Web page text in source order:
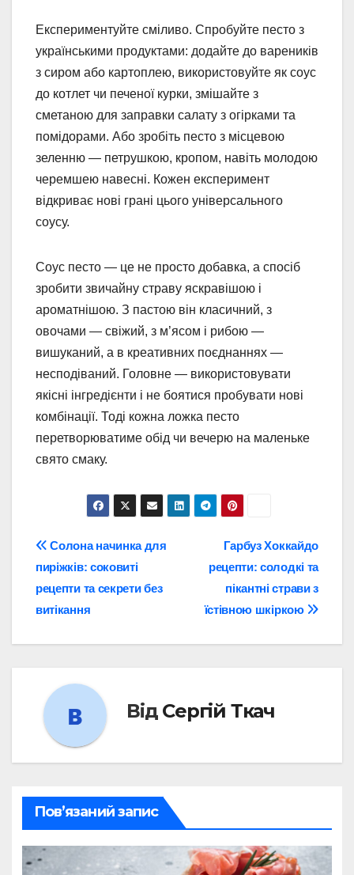
Експериментуйте сміливо. Спробуйте песто з
українськими продуктами: додайте до вареників
з сиром або картоплею, використовуйте як соус
до котлет чи печеної курки, змішайте з
сметаною для заправки салату з огірками та
помідорами. Або зробіть песто з місцевою
зеленню — петрушкою, кропом, навіть молодою
черемшею навесні. Кожен експеримент
відкриває нові грані цього універсального
соусу.
Соус песто — це не просто добавка, а спосіб
зробити звичайну страву яскравішою і
ароматнішою. З пастою він класичний, з
овочами — свіжий, з м’ясом і рибою —
вишуканий, а в креативних поєднаннях —
несподіваний. Головне — використовувати
якісні інгредієнти і не боятися пробувати нові
комбінації. Тоді кожна ложка песто
перетворюватиме обід чи вечерю на маленьке
свято смаку.
Навігація
записів
Гарбуз Хоккайдо
рецепти: солодкі та
пікантні страви з
їстівною шкіркою
Солона начинка для
пиріжків: соковиті
рецепти та секрети без
витікання
Від Сергій Ткач
Пов’язаний запис